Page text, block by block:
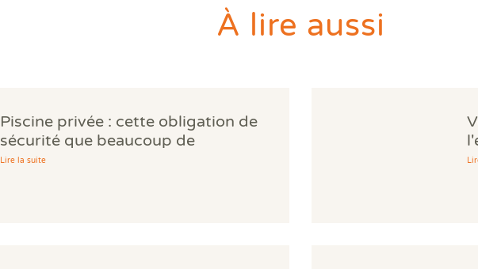
À lire aussi
Piscine privée : cette obligation de
sécurité que beaucoup de
propriétaires ignorent
Lire la suite